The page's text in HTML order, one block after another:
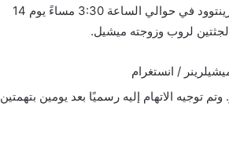
استجاب مسؤولو إدارة الإطفاء في لوس أنجلوس لمنزل في منطقة برينتوود في حوالي الساعة 3:30 مساءً يوم 14
لروب وزوجته ميشيل.
/ انستغرام
شخصًا محل اهتمام وتم احتجازه ليلة 14 ديسمبر. وتم توجيه الاتهام إليه رسميًا بعد يومين بتهمتين